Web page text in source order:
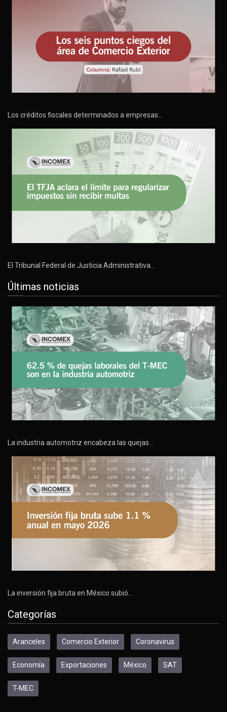
Los créditos fiscales determinados a empresas…
El Tribunal Federal de Justicia Administrativa…
Últimas noticias
La industria automotriz encabeza las quejas…
La inversión fija bruta en México subió…
Categorías
Aranceles Comercio Exterior Coronavirus
Economía Exportaciones México SAT
T-MEC